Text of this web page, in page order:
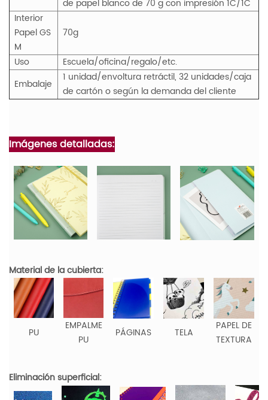
de papel blanco de 70 g con impresión 1C/1C
Interior
PapelGS
M
70g
Uso
Escuela/oficina/regalo/etc.
Embalaje
1 unidad/envoltura retráctil, 32 unidades/caja
de cartón o según la demanda del cliente
Imágenes detalladas:
Material de la cubierta:
PU
EMPALME
PU
PÁGINAS TELA
PAPEL DE
TEXTURA
Eliminación superficial: